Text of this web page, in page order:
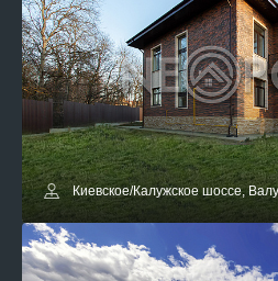
Киевское/Калужское шоссе,